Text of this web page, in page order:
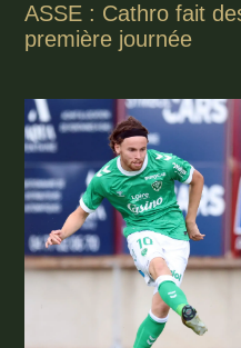
ASSE : Cathro fait
première journée